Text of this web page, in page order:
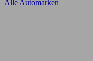
Alle Automarken